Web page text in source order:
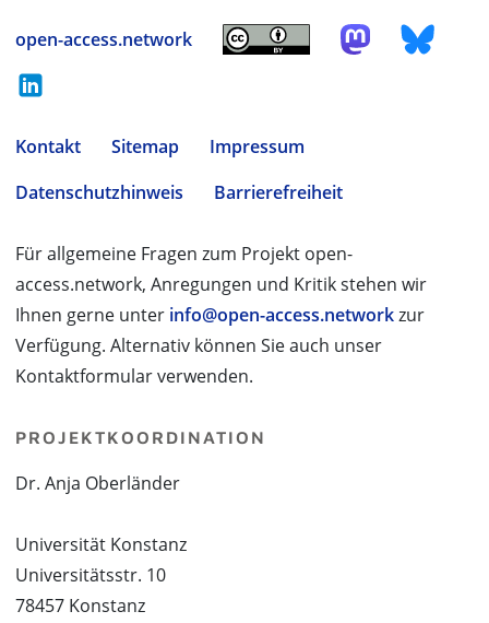
open-access.network
Kontakt Sitemap
Impressum
Datenschutzhinweis
Barrierefreiheit
Für allgemeine Fragen zum Projekt open-
access.network, Anregungen und Kritik stehen wir
Ihnen gerne unter info@open-access.networkzur
Verfügung. Alternativ können Sie auch unser
Kontaktformular verwenden.
PROJEKTKOORDINATION
Dr. Anja Oberländer
Universität Konstanz
Universitätsstr. 10
78457 Konstanz